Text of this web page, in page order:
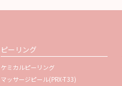
ピーリング
ケミカルピーリング
マッサージピール(PRX-T33)